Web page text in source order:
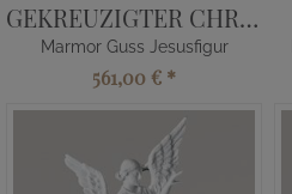
GEKREUZIGTER CHRISTUS
Marmor Guss Jesusfigur
561,00 € *